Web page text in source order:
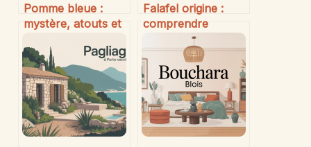
Pomme bleue :
mystère, atouts et
extraordinaire
Falafel origine :
comprendre
l’histoire et
l’évolution de la
recette